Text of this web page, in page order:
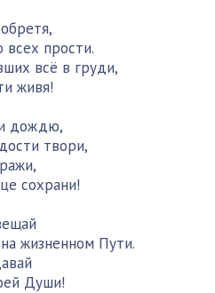
прости.
всё в груди,
живя!
дождю,
твори,
сохрани!
жизненном Пути.
Души!